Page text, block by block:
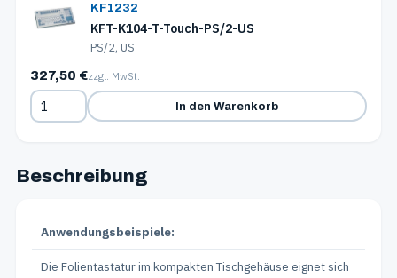
KF1232
KFT-K104-T-Touch-PS/2-US
PS/2, US
327,50 €zzgl. MwSt.
In den Warenkorb
Beschreibung
Anwendungsbeispiele:
Die Folientastatur im kompakten Tischgehäuse eignet sich